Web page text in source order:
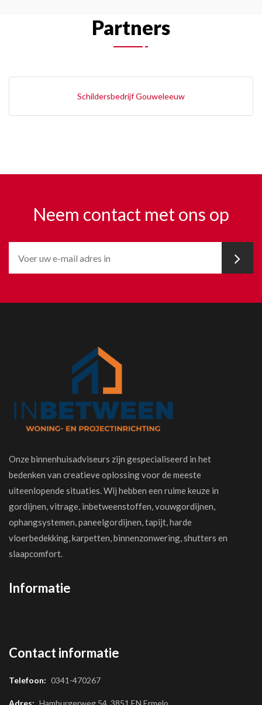
Partners
Schildersbedrijf Gouweleeuw
Neem contact met ons op
Onze binnenhuisadviseurs zijn gespecialiseerd in het
bedenken van creatieve oplossing voor de meeste
uiteenlopende situaties. Wij hebben een ruime keuze in
gordijnen, vitrage, inbetweenstoffen, vouwgordijnen,
ophangsystemen, paneelgordijnen, tapijt, harde
vloerbedekking, karpetten, binnenzonwering, shutters en
slaapcomfort.
Informatie
Contact informatie
Telefoon: 0341-470267
Adres: Hamburgerweg 54, 3851 EN Ermelo